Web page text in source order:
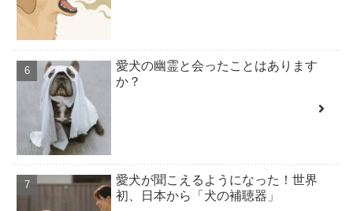
愛犬の幽霊と会ったことはあります
か？
愛犬が聞こえるようになった！世界
初、日本から「犬の補聴器」